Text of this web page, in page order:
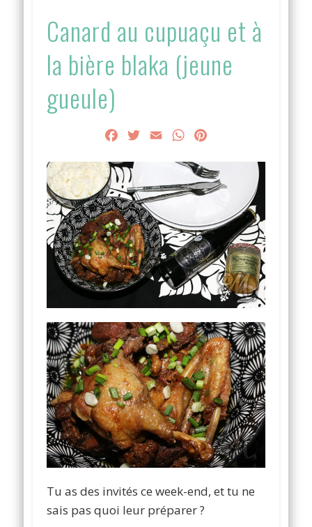
Canard au cupuaçu et à
la bière blaka (jeune
gueule)
FacebookTwitter
Email WhatsApp
Tu as des invités ce week-end, et tu ne
sais pas quoi leur préparer ?